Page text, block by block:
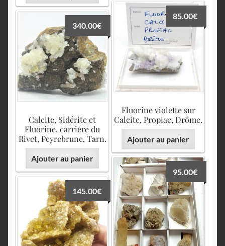
Fluorine violette sur
Calcite, Propiac, Drôme.
85.00€
Ajouter au panier
Calcite, Sidérite et
Fluorine, carrière du
Rivet, Peyrebrune, Tarn.
340.00€
Ajouter au panier
95.00€
145.00€